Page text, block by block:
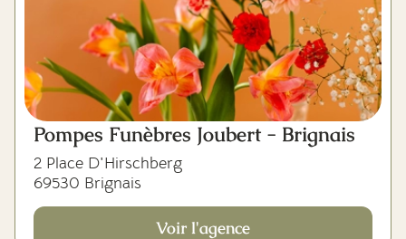
Pompes Funèbres Joubert - Brignais
2 Place D'Hirschberg
69530 Brignais
Voir l'agence